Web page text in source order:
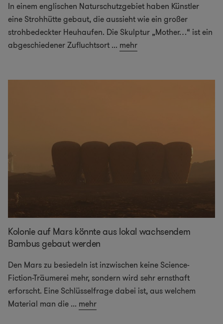
In einem englischen Naturschutzgebiet haben Künstler
eine Strohhütte gebaut, die aussieht wie ein großer
strohbedeckter Heuhaufen. Die Skulptur „Mother…“ ist ein
abgeschiedener Zufluchtsort ... mehr
Kolonie auf Mars könnte aus lokal wachsendem
Bambus gebaut werden
Den Mars zu besiedeln ist inzwischen keine Science-
Fiction-Träumerei mehr, sondern wird sehr ernsthaft
erforscht. Eine Schlüsselfrage dabei ist, aus welchem
Material man die ... mehr